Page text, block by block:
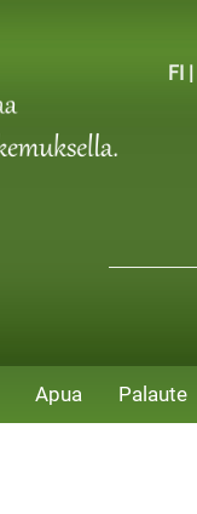
FI |
Apua Palaute